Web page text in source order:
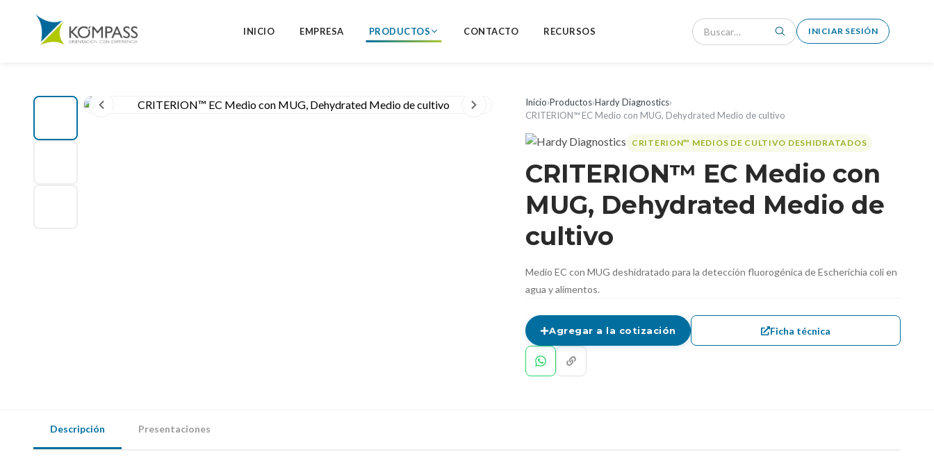
INICIO EMPRESA PRODUCTOS CONTACTO RECURSOS INICIAR SESIÓN
Inicio›Productos›Hardy Diagnostics›
CRITERION™ EC Medio con MUG, Dehydrated Medio de cultivo
CRITERION™ MEDIOS DE CULTIVO DESHIDRATADOS
CRITERION™ EC Medio con
MUG, Dehydrated Medio de
cultivo
Medio EC con MUG deshidratado para la detección fluorogénica de Escherichia coli en
agua y alimentos.
Agregar a la cotización Ficha técnica
Descripción Presentaciones